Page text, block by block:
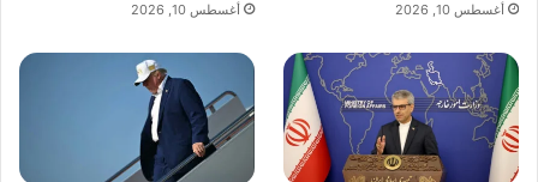
أغسطس 10, 2026 أغسطس 10, 2026